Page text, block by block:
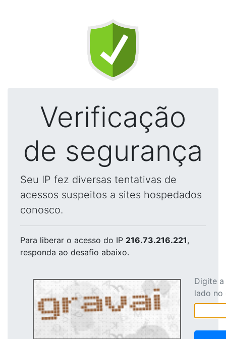
Verificação
de segurança
Seu IP fez diversas tentativas de
acessos suspeitos a sites hospedados
conosco.
Para liberar o acesso do IP 216.73.216.221,
responda ao desafio abaixo.
Digite
lado no